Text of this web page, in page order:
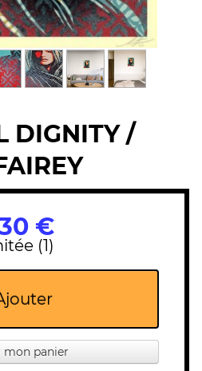
DIGNITY /
€
(1)
mon panier